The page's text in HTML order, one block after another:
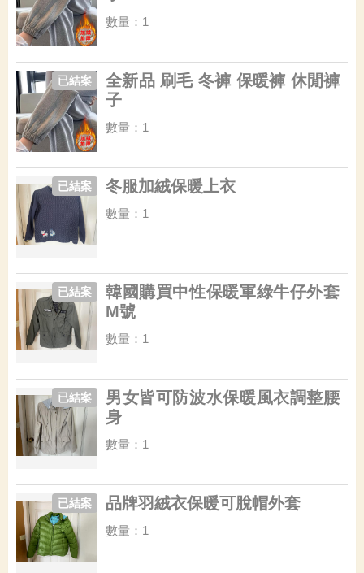
數量：1
全新品 刷毛 冬褲 保暖褲 休閒褲
子
已結案
數量：1
冬服加絨保暖上衣
已結案
數量：1
韓國購買中性保暖軍綠牛仔外套
M號
已結案
數量：1
男女皆可防波水保暖風衣調整腰
身
已結案
數量：1
品牌羽絨衣保暖可脫帽外套
已結案
數量：1